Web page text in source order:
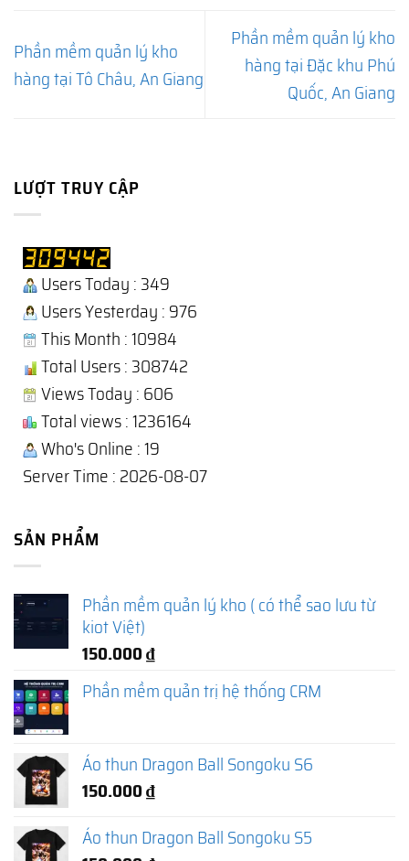
Phần mềm quản lý kho
hàng tại Tô Châu, An Giang
Phần mềm quản lý kho
hàng tại Đặc khu Phú
Quốc, An Giang
LƯỢT TRUY CẬP
Users Today : 349
Users Yesterday : 976
This Month : 10984
Total Users : 308742
Views Today : 606
Total views : 1236164
Who's Online : 19
Server Time : 2026-08-07
SẢN PHẨM
Phần mềm quản lý kho ( có thể sao lưu từ
kiot Việt)
150.000₫
Phần mềm quản trị hệ thống CRM
Áo thun Dragon Ball Songoku S6
150.000₫
Áo thun Dragon Ball Songoku S5